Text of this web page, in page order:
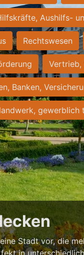
Aushilfs-
Rechtswesen
Vertrieb,
Banken,
gewerblich
Stadt vor, die